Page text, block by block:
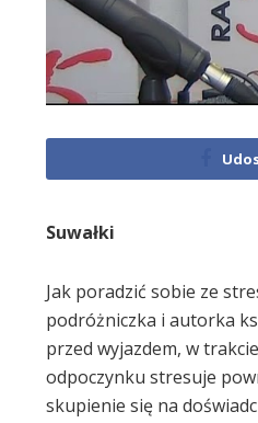
Suwałki
Jak poradzić sobie ze
podróżniczka i autorka
przed wyjazdem, w
odpoczynku stresuje
skupienie się na